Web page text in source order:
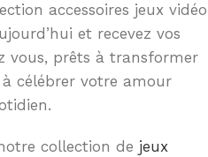
accessoires jeux vidéo
et recevez vos
vous, prêts à transformer
célébrer votre amour
collection de jeux